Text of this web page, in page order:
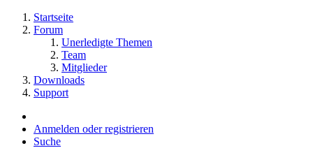
Startseite
Forum
Unerledigte Themen
Team
Mitglieder
Downloads
Support
Anmelden oder registrieren
Suche